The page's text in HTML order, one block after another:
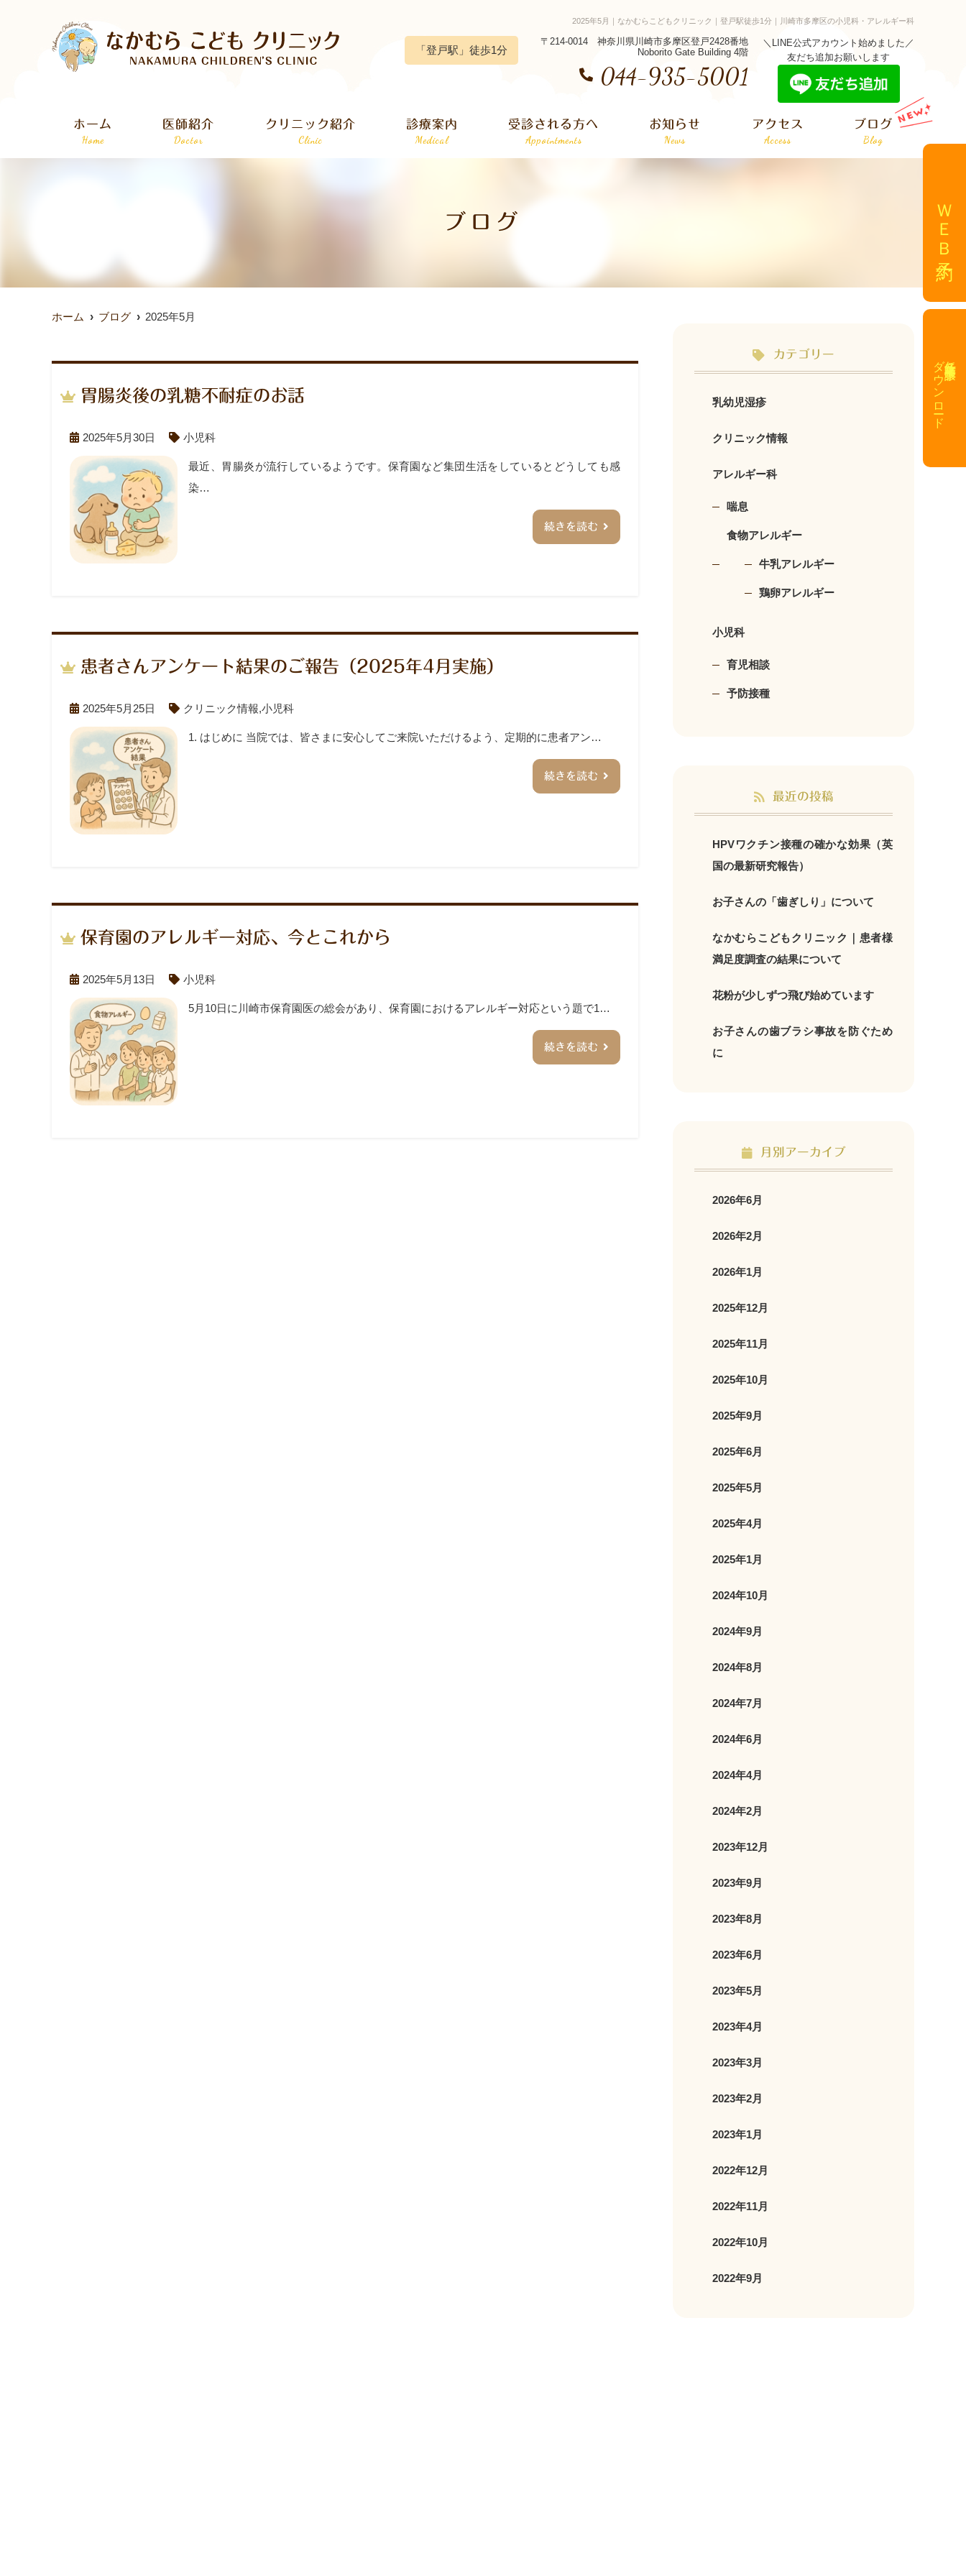
2025年5月｜なかむらこどもクリニック｜登戸駅徒歩1分｜川崎市多摩区の小児科・アレルギー科
「登戸駅」徒歩1分
〒214-0014 神奈川県川崎市多摩区登戸2428番地
Noborito Gate Building 4階
044-935-5001
＼LINE公式アカウント始めました／
友だち追加お願いします
ホーム
Home
医師紹介
Doctor
クリニック紹介
Clinic
診療案内
Medical
受診される方へ
Appointments
お知らせ
News
アクセス
Access
ブログ
Blog
ＷＥＢ予約
ダウンロード
ブログ
ホーム ブログ 2025年5月
胃腸炎後の乳糖不耐症のお話
2025年5月30日 小児科
最近、胃腸炎が流行しているようです。保育園など集団生活をしているとどうしても感
染…
続きを読む
患者さんアンケート結果のご報告（2025年4月実施）
2025年5月25日 クリニック情報,小児科
1. はじめに 当院では、皆さまに安心してご来院いただけるよう、定期的に患者アン…
続きを読む
保育園のアレルギー対応、今とこれから
2025年5月13日 小児科
5月10日に川崎市保育園医の総会があり、保育園におけるアレルギー対応という題で1…
続きを読む
カテゴリー
乳幼児湿疹
クリニック情報
アレルギー科
喘息
食物アレルギー
牛乳アレルギー
鶏卵アレルギー
小児科
育児相談
予防接種
最近の投稿
HPVワクチン接種の確かな効果（英
国の最新研究報告）
お子さんの「歯ぎしり」について
なかむらこどもクリニック｜患者様
満足度調査の結果について
花粉が少しずつ飛び始めています
お子さんの歯ブラシ事故を防ぐため
に
月別アーカイブ
2026年6月
2026年2月
2026年1月
2025年12月
2025年11月
2025年10月
2025年9月
2025年6月
2025年5月
2025年4月
2025年1月
2024年10月
2024年9月
2024年8月
2024年7月
2024年6月
2024年4月
2024年2月
2023年12月
2023年9月
2023年8月
2023年6月
2023年5月
2023年4月
2023年3月
2023年2月
2023年1月
2022年12月
2022年11月
2022年10月
2022年9月